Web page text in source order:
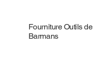
Fourniture Outils de
Barmans